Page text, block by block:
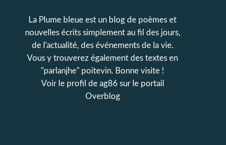
La Plume bleue est un blog de poèmes et
nouvelles écrits simplement au fil des jours,
de l'actualité, des événements de la vie.
Vous y trouverez également des textes en
"parlanjhe" poitevin. Bonne visite !
Voir le profil de ag86 sur le portail
Overblog